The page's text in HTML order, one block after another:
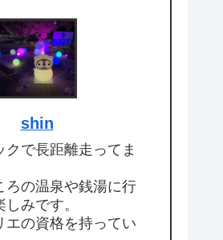
shin
クで長距離走ってま
ろの温泉や銭湯に行
みです。
エの資格を持ってい